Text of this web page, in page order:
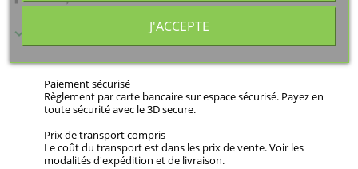
 Généralement livré sous 10 à 15 jours
Paiement sécurisé
Règlement par carte bancaire sur espace sécurisé. Payez en
toute sécurité avec le 3D secure.
Prix de transport compris
Le coût du transport est dans les prix de vente. Voir les
modalités d'expédition et de livraison.
J'ACCEPTE